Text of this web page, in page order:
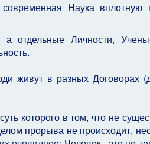
Наука
отдельные Личности,
живут в разных Договорах
которого в том, что не
прорыва не происходит,